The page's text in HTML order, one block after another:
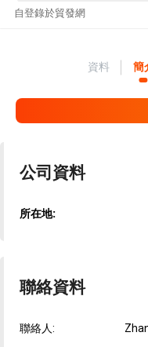
自登錄於貿發網
資料 簡
公司資料
所在地:
聯絡資料
聯絡人: